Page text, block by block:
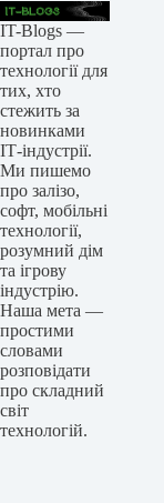
IT-Blogs —
портал про
технології для
тих, хто
стежить за
новинками
ІТ-індустрії.
Ми пишемо
про залізо,
софт, мобільні
технології,
розумний дім
та ігрову
індустрію.
Наша мета —
простими
словами
розповідати
про складний
світ
технологій.